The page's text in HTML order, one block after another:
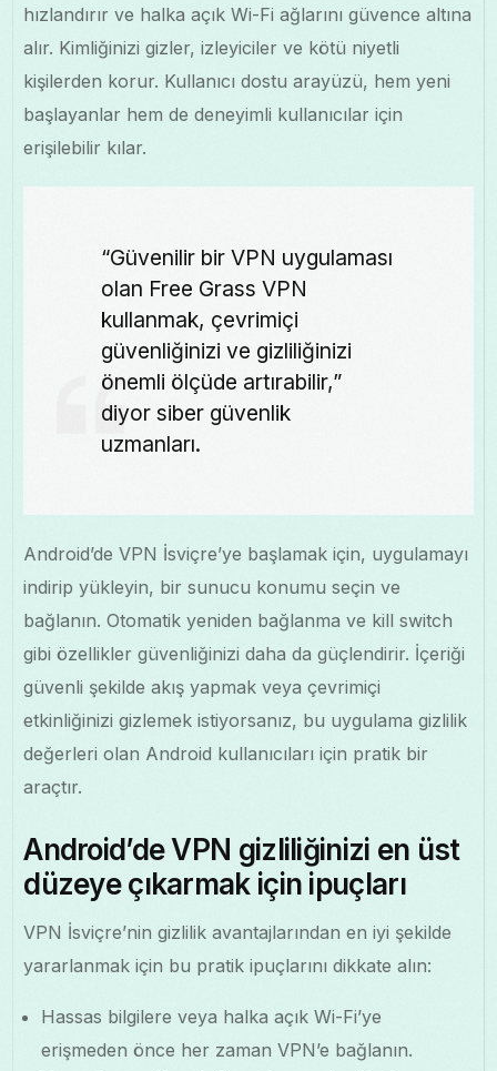
hızlandırır ve halka açık Wi-Fi ağlarını güvence altına
alır. Kimliğinizi gizler, izleyiciler ve kötü niyetli
kişilerden korur. Kullanıcı dostu arayüzü, hem yeni
başlayanlar hem de deneyimli kullanıcılar için
erişilebilir kılar.
“Güvenilir bir VPN uygulaması
olan Free Grass VPN
kullanmak, çevrimiçi
güvenliğinizi ve gizliliğinizi
önemli ölçüde artırabilir,”
diyor siber güvenlik
uzmanları.
Android’de VPN İsviçre’ye başlamak için, uygulamayı
indirip yükleyin, bir sunucu konumu seçin ve
bağlanın. Otomatik yeniden bağlanma ve kill switch
gibi özellikler güvenliğinizi daha da güçlendirir. İçeriği
güvenli şekilde akış yapmak veya çevrimiçi
etkinliğinizi gizlemek istiyorsanız, bu uygulama gizlilik
değerleri olan Android kullanıcıları için pratik bir
araçtır.
Android’de VPN gizliliğinizi en üst
düzeye çıkarmak için ipuçları
VPN İsviçre’nin gizlilik avantajlarından en iyi şekilde
yararlanmak için bu pratik ipuçlarını dikkate alın:
Hassas bilgilere veya halka açık Wi-Fi’ye
erişmeden önce her zaman VPN’e bağlanın.